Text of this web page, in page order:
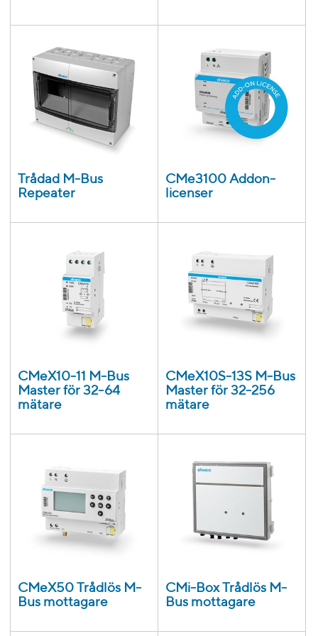
Trådad M-Bus
Repeater
CMe3100 Addon-
licenser
CMeX10-11 M-Bus
Master för 32-64
mätare
CMeX10S-13S M-Bus
Master för 32-256
mätare
CMeX50 Trådlös M-
Bus mottagare
CMi-Box Trådlös M-
Bus mottagare